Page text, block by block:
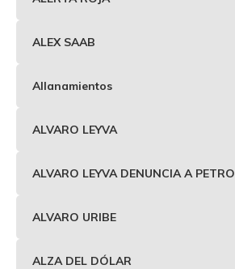
ALEX SAAB
Allanamientos
ALVARO LEYVA
ALVARO LEYVA DENUNCIA A PETRO
ALVARO URIBE
ALZA DEL DÓLAR